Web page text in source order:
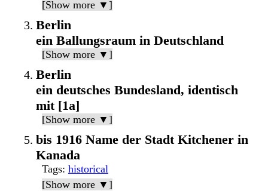
[Show more ▼]
Berlin
ein Ballungsraum in Deutschland
[Show more ▼]
Berlin
ein deutsches Bundesland, identisch
mit [1a]
[Show more ▼]
bis 1916 Name der Stadt Kitchener in
Kanada
Tags: historical
[Show more ▼]